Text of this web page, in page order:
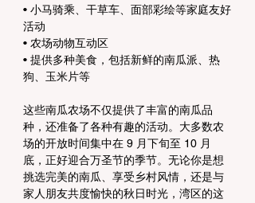
• 小马骑乘、干草车、面部彩绘等家庭友好
活动
• 农场动物互动区
• 提供多种美食，包括新鲜的南瓜派、热
狗、玉米片等
这些南瓜农场不仅提供了丰富的南瓜品
种，还准备了各种有趣的活动。大多数农
场的开放时间集中在 9 月下旬至 10 月
底，正好迎合万圣节的季节。无论你是想
挑选完美的南瓜、享受乡村风情，还是与
家人朋友共度愉快的秋日时光，湾区的这